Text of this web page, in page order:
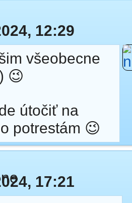
12:29
všeobecne
😉
útočiť na
potrestám 😉
17:21